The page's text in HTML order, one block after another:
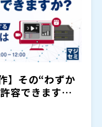
感を妥協しないリモー
のKVMシス
・マウスをネットワーク
もローカル環境と同じ
組みです。
ムは、独自の圧縮技
レートの映像を低遅延
求められる操作性と
す。部屋や拠点をまた
自宅での制作作業にも
社でも多数採用されて
ズレに課題を感じてい
産性を落とさずリモー
ティを維持しながら
】その“わずか
容できます